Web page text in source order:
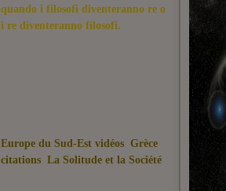
quando i filosofi diventeranno re o
i re diventeranno filosofi.
Europe du Sud-Est vidéos Grèce
citations La Solitude et la Société